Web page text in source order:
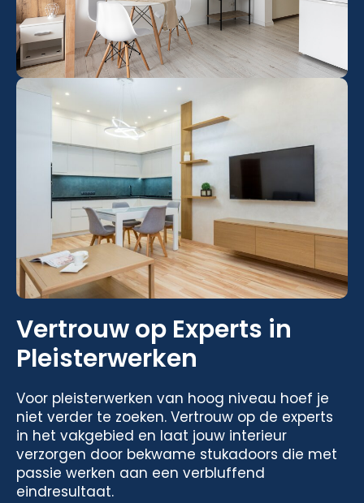
Vertrouw op Experts in
Pleisterwerken
Voor pleisterwerken van hoog niveau hoef je
niet verder te zoeken. Vertrouw op de experts
in het vakgebied en laat jouw interieur
verzorgen door bekwame stukadoors die met
passie werken aan een verbluffend
eindresultaat.